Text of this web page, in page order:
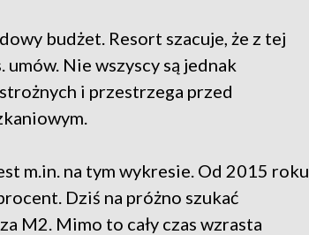
budżet. Resort szacuje, że z tej
Nie wszyscy są jednak
i przestrzega przed
m.in. na tym wykresie. Od 2015 roku
Dziś na próżno szukać
M2. Mimo to cały czas wzrasta